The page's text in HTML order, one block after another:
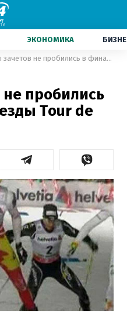
ЭКОНОМИКА
Лидеры зачетов не пробились в финальные заезды Tour de Ski
пробились
Tour de